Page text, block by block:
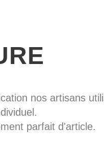
nos artisans
parfait d'article.